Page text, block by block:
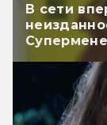
В сети